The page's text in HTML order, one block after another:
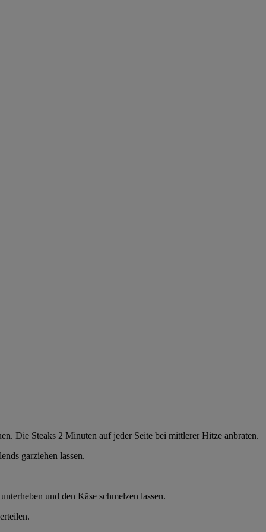
Die Steaks 2 Minuten auf jeder Seite bei mittlerer Hitze anbraten.
garziehen lassen.
und den Käse schmelzen lassen.